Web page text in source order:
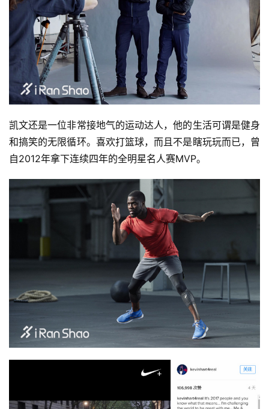
比
观
备
凯文还是一位非常接地气的运动达人，他的生活可谓是健身
和搞笑的无限循环。喜欢打篮球，而且不是瞎玩玩而已，曾
自2012年拿下连续四年的全明星名人赛MVP。